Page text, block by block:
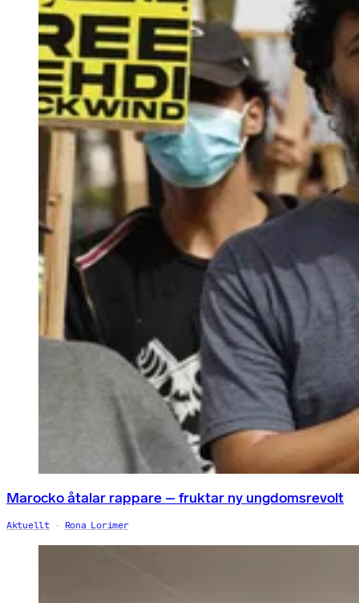
Marocko åtalar rappare – fruktar ny ungdomsrevolt
Aktuellt Rona Lorimer